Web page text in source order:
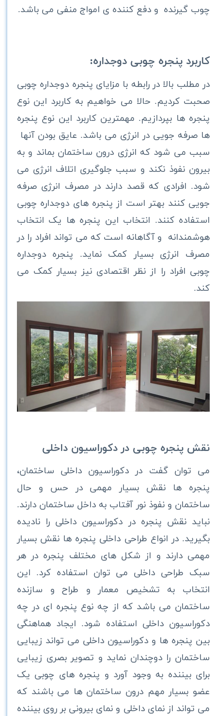
چوب گیرنده و دفع کننده ی امواج منفی می باشد.
کاربرد پنجره چوبی دوجداره:
در مطلب بالا در رابطه با مزایای پنجره دوجداره چوبی
صحبت کردیم. حالا می خواهیم به کاربرد این نوع
پنجره ها بپردازیم. مهمترین کاربرد این نوع پنجره
ها صرفه جویی در انرژی می باشد. عایق بودن آنها
سبب می شود که انرژی درون ساختمان بماند و به
بیرون نفوذ نکند و سبب جلوگیری اتلاف انرژی می
شود. افرادی که قصد دارند در مصرف انرژی صرفه
جویی کنند بهتر است از پنجره های دوجداره چوبی
استفاده کنند. انتخاب این پنجره ها یک انتخاب
هوشمندانه و آگاهانه است که می‌ تواند افراد را در
مصرف انرژی بسیار کمک نماید.‌ پنجره دوجداره
چوبی افراد را از نظر اقتصادی نیز بسیار کمک می‌
کند.
نقش پنجره چوبی در دکوراسیون داخلی
می توان گفت در دکوراسیون داخلی ساختمان،
پنجره ها نقش بسیار مهمی در حس و حال
ساختمان و نفوذ نور آفتاب به داخل ساختمان دارند.
نباید نقش پنجره در دکوراسیون داخلی را نادیده
بگیرید. در انواع طراحی داخلی پنجره ها نقش بسیار
مهمی دارند و از شکل های مختلف پنجره در هر
سبک طراحی داخلی می توان استفاده کرد. این
انتخاب به تشخیص معمار و طراح و سازنده
ساختمان می باشد که از چه نوع پنجره ای در چه
دکوراسیون داخلی استفاده شود. ایجاد هماهنگی
بین پنجره ها و دکوراسیون داخلی می تواند زیبایی
ساختمان را دوچندان نماید و تصویر بصری زیبایی
برای بیننده به وجود آورد و پنجره های چوبی یک
عضو بسیار مهم درون ساختمان ها می باشند که
می تواند از نمای داخلی و نمای بیرونی بر روی بیننده